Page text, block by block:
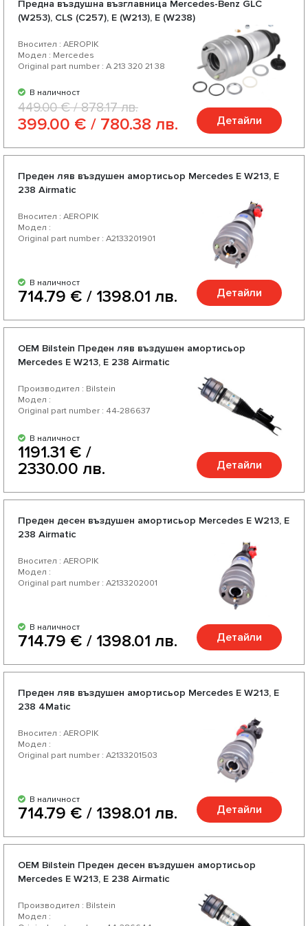
производители. Насладете се на отлично съотношение
цена-качество, богат асортимент и разнообразие от над
200 продукта за Вашият автомобил.
Предна въздушна възглавница Mercedes-Benz GLC
(W253), CLS (C257), E (W213), E (W238)
Вносител : AEROPIK
Модел : Mercedes
Original part number : A 213 320 21 38
В наличност
449.00 € / 878.17 лв.
399.00 € / 780.38 лв. Детайли
Преден ляв въздушен амортисьор Mercedes E W213, E
238 Airmatic
Вносител : AEROPIK
Модел :
Original part number : A2133201901
В наличност
714.79 € / 1398.01 лв. Детайли
OEM Bilstein Преден ляв въздушен амортисьор
Mercedes E W213, E 238 Airmatic
Производител : Bilstein
Модел :
Original part number : 44-286637
В наличност
1191.31 € /
2330.00 лв.
Детайли
Преден десен въздушен амортисьор Mercedes E W213, E
238 Airmatic
Вносител : AEROPIK
Модел :
Original part number : A2133202001
В наличност
714.79 € / 1398.01 лв. Детайли
Преден ляв въздушен амортисьор Mercedes E W213, E
238 4Matic
Вносител : AEROPIK
Модел :
Original part number : A2133201503
В наличност
714.79 € / 1398.01 лв. Детайли
OEM Bilstein Преден десен въздушен амортисьор
Mercedes E W213, E 238 Airmatic
Производител : Bilstein
Модел :